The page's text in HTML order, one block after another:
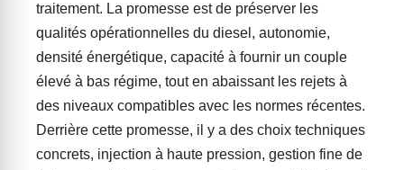
traitement. La promesse est de préserver les
qualités opérationnelles du diesel, autonomie,
densité énergétique, capacité à fournir un couple
élevé à bas régime, tout en abaissant les rejets à
des niveaux compatibles avec les normes récentes.
Derrière cette promesse, il y a des choix techniques
concrets, injection à haute pression, gestion fine de